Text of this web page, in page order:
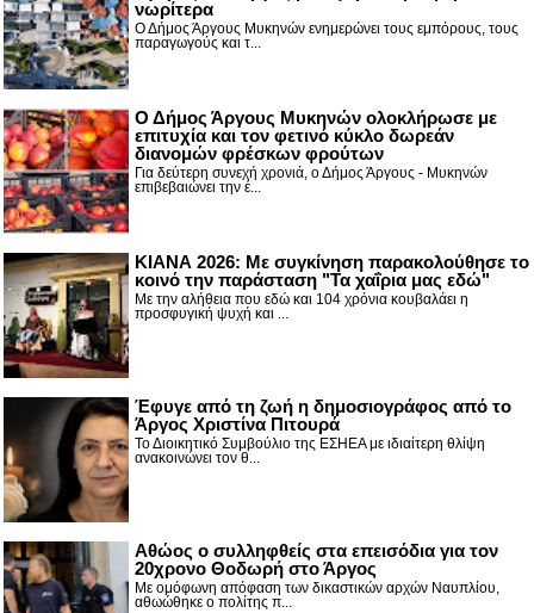
νωρίτερα
Ο Δήμος Άργους Μυκηνών ενημερώνει τους εμπόρους, τους
παραγωγούς και τ...
Ο Δήμος Άργους Μυκηνών ολοκλήρωσε με
επιτυχία και τον φετινό κύκλο δωρεάν
διανομών φρέσκων φρούτων
Για δεύτερη συνεχή χρονιά, ο Δήμος Άργους - Μυκηνών
επιβεβαιώνει την έ...
ΚΙΑΝΑ 2026: Με συγκίνηση παρακολούθησε το
κοινό την παράσταση "Τα χαΐρια μας εδώ"
Με την αλήθεια που εδώ και 104 χρόνια κουβαλάει η
προσφυγική ψυχή και ...
Έφυγε από τη ζωή η δημοσιογράφος από το
Άργος Χριστίνα Πιτουρά
Το Διοικητικό Συμβούλιο της ΕΣΗΕΑ με ιδιαίτερη θλίψη
ανακοινώνει τον θ...
Αθώος ο συλληφθείς στα επεισόδια για τον
20χρονο Θοδωρή στο Άργος
Με ομόφωνη απόφαση των δικαστικών αρχών Ναυπλίου,
αθωώθηκε ο πολίτης π...